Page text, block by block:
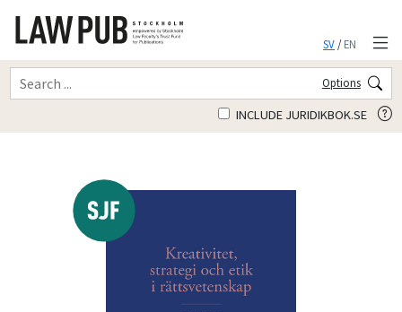
SV/EN
Options
INCLUDE JURIDIKBOK.SE